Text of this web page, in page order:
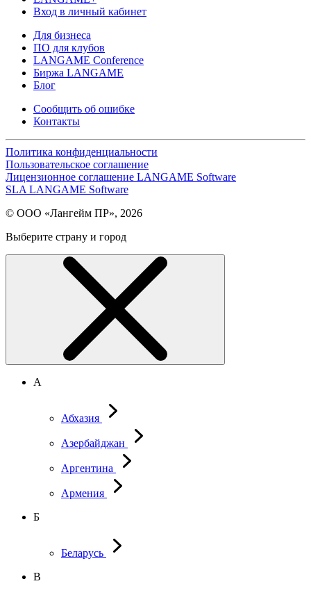
Вход в личный кабинет
Для бизнеса
ПО для клубов
LANGAME Conference
Биржа LANGAME
Блог
Сообщить об ошибке
Контакты
Политика конфиденциальности
Пользовательское соглашение
Лицензионное соглашение LANGAME Software
SLA LANGAME Software
© ООО «Лангейм ПР», 2026
Выберите страну и город
А
Абхазия
Азербайджан
Аргентина
Армения
Б
Беларусь
В